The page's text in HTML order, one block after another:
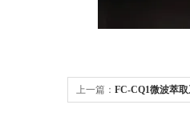
上一篇： FC-CQ1微波萃